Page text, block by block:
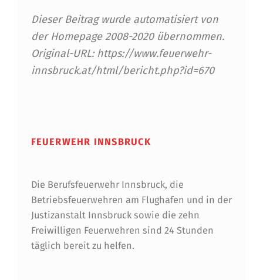
R
E
I
G
Dieser Beitrag wurde automatisiert von
der Homepage 2008-2020 übernommen.
Original-URL: https://www.feuerwehr-
innsbruck.at/html/bericht.php?id=670
FEUERWEHR INNSBRUCK
Die Berufsfeuerwehr Innsbruck, die
Betriebsfeuerwehren am Flughafen und in der
Justizanstalt Innsbruck sowie die zehn
Freiwilligen Feuerwehren sind 24 Stunden
täglich bereit zu helfen.